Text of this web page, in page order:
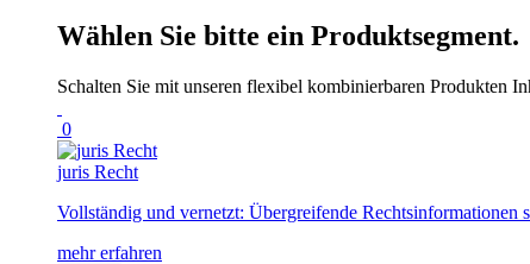
Wählen Sie bitte ein Produktsegment.
Schalten Sie mit unseren flexibel kombinierbaren Produkten
0
juris Recht
Vollständig und vernetzt: Übergreifende Rechtsinformationen
mehr erfahren